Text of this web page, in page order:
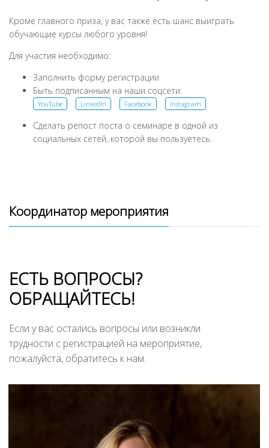
Кроме главного приза, у вас также есть шанс выиграть
обучающие курсы любого уровня!
Для участия необходимо:
Заполнить форму регистрации
Быть подписанным на наши соцсети:
YouTube LinkedIn Facebook Instagram
Сделать репост поста о семинаре в одной из
социальных сетей, которой вы пользуетесь.
Координатор мероприятия
ЕСТЬ ВОПРОСЫ?
ОБРАЩАЙТЕСЬ!
Если у вас остались вопросы или возникли
трудности с регистрацией на мероприятие,
пожалуйста, обратитесь к нам.